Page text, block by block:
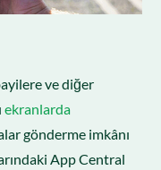
ve diğer
ekranlarda
gönderme imkânı
App Central